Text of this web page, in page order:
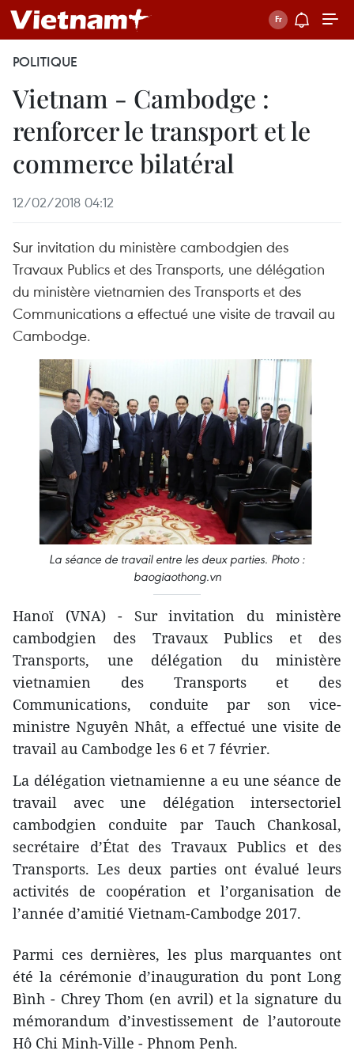
POLITIQUE
Vietnam - Cambodge :
renforcer le transport et le
commerce bilatéral
12/02/2018 04:12
Sur invitation du ministère cambodgien des
Travaux Publics et des Transports, une délégation
du ministère vietnamien des Transports et des
Communications a effectué une visite de travail au
Cambodge.
La séance de travail entre les deux parties. Photo :
baogiaothong.vn
Hanoï (VNA) - Sur invitation du ministère
cambodgien des Travaux Publics et des
Transports, une délégation du ministère
vietnamien des Transports et des
Communications, conduite par son vice-
ministre Nguyên Nhât, a effectué une visite de
travail au Cambodge les 6 et 7 février.
La délégation vietnamienne a eu une séance de
travail avec une délégation intersectoriel
cambodgien conduite par Tauch Chankosal,
secrétaire d’État des Travaux Publics et des
Transports. Les deux parties ont évalué leurs
activités de coopération et l’organisation de
l’année d’amitié Vietnam-Cambodge 2017.
Parmi ces dernières, les plus marquantes ont
été la cérémonie d’inauguration du pont Long
Bình - Chrey Thom (en avril) et la signature du
mémorandum d’investissement de l’autoroute
Hô Chi Minh-Ville - Phnom Penh.